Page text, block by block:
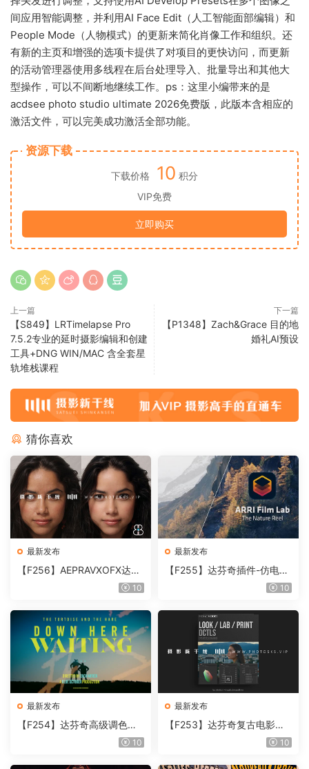
间应用智能调整，并利用AI Face Edit（人工智能面部编辑）和
People Mode（人物模式）的更新来简化肖像工作和组织。还
有新的主页和增强的选项卡提供了对项目的更快访问，而更新
的活动管理器使用多线程在后台处理导入、批量导出和其他大
型操作，可以不间断地继续工作。ps：这里小编带来的是
acdsee photo studio ultimate 2026免费版，此版本含相应的
激活文件，可以完美成功激活全部功能。
资源下载
下载价格 10 积分
VIP免费
立即购买
上一篇
【S849】LRTimelapse Pro
7.5.2专业的延时摄影编辑和创建
工具+DNG WIN/MAC 含全套星
轨堆栈课程
下一篇
【P1348】Zach&Grace 目的地
婚礼AI预设
猜你喜欢
最新发布
【F256】AEPRAVXOFX达芬
奇视频人像磨皮润肤美颜插件
10
最新发布
【F255】达芬奇插件-仿电影
胶片视频调色插件 ARRI Film
10
最新发布
【F254】达芬奇高级调色插
件 Contour V2.2.2 WinMac10
最新发布
【F253】达芬奇复古电影胶
片质感DCTL节点调色预设 M
T V4.0
10